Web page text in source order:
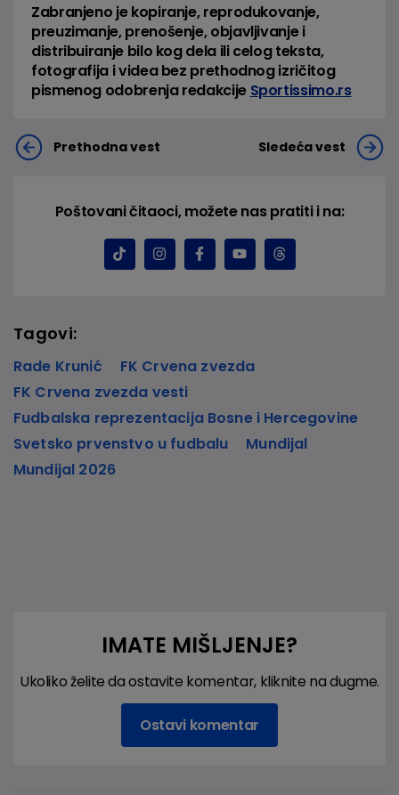
Zabranjeno je kopiranje, reprodukovanje,
preuzimanje, prenošenje, objavljivanje i
distribuiranje bilo kog dela ili celog teksta,
fotografija i videa bez prethodnog izričitog
pismenog odobrenja redakcije Sportissimo.rs
Prethodna vest Sledeća vest
Poštovani čitaoci, možete nas pratiti i na:
Tagovi:
Rade Krunić
FK Crvena zvezda
FK Crvena zvezda vesti
Fudbalska reprezentacija Bosne i Hercegovine
Svetsko prvenstvo u fudbalu
Mundijal
Mundijal 2026
IMATE MIŠLJENJE?
Ukoliko želite da ostavite komentar, kliknite na dugme.
Ostavi komentar